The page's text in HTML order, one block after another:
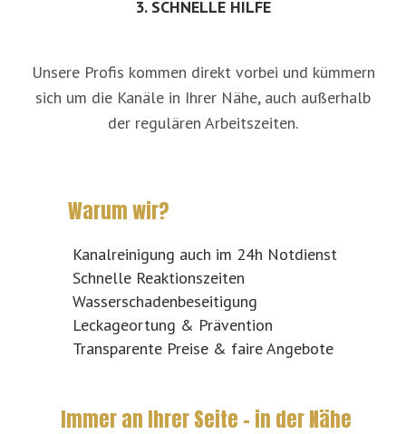
3. SCHNELLE HILFE
Unsere Profis kommen direkt vorbei und kümmern
sich um die Kanäle in Ihrer Nähe, auch außerhalb
der regulären Arbeitszeiten.
Warum wir?
Kanalreinigung auch im 24h Notdienst
Schnelle Reaktionszeiten
Wasserschadenbeseitigung
Leckageortung & Prävention
Transparente Preise & faire Angebote
Immer an Ihrer Seite – in der Nähe